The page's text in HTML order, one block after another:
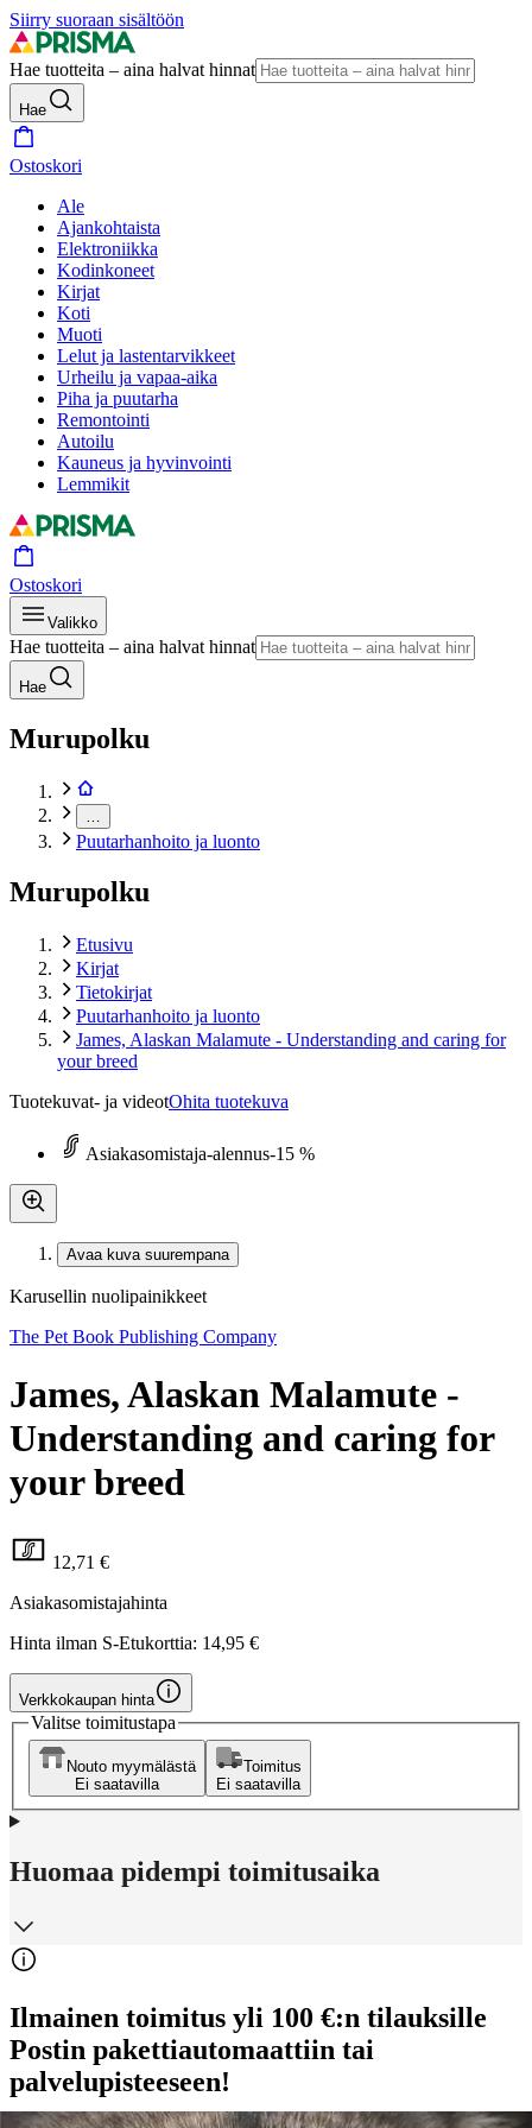
Siirry suoraan sisältöön
Hae tuotteita – aina halvat hinnat
Hae
Ostoskori
Ale
Ajankohtaista
Elektroniikka
Kodinkoneet
Kirjat
Koti
Muoti
Lelut ja lastentarvikkeet
Urheilu ja vapaa-aika
Piha ja puutarha
Remontointi
Autoilu
Kauneus ja hyvinvointi
Lemmikit
Ostoskori
Valikko
Hae tuotteita – aina halvat hinnat
Hae
Murupolku
Puutarhanhoito ja luonto
Murupolku
Etusivu
Kirjat
Tietokirjat
Puutarhanhoito ja luonto
James, Alaskan Malamute - Understanding and caring for
your breed
Tuotekuvat- ja videotOhita tuotekuva
Asiakasomistaja-alennus-15 %
Avaa kuva suurempana
Karusellin nuolipainikkeet
The Pet Book Publishing Company
James, Alaskan Malamute -
Understanding and caring for
your breed
12,71 €
Asiakasomistajahinta
Hinta ilman S-Etukorttia: 14,95 €
Verkkokaupan hinta
Valitse toimitustapa
Nouto myymälästä
Ei saatavilla
Toimitus
Ei saatavilla
Huomaa pidempi toimitusaika
Ilmainen toimitus yli 100 €:n tilauksille
Postin pakettiautomaattiin tai
palvelupisteeseen!